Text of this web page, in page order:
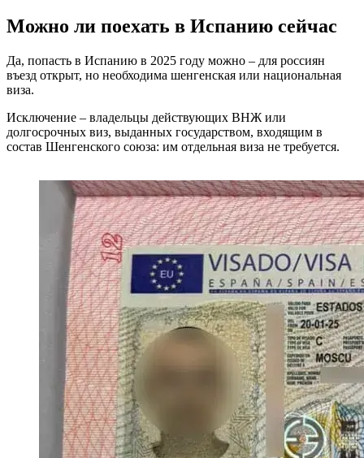
Можно ли поехать в Испанию сейчас
Да, попасть в Испанию в 2025 году можно – для россиян
въезд открыт, но необходима шенгенская или национальная
виза.
Исключение – владельцы действующих ВНЖ или
долгосрочных виз, выданных государством, входящим в
состав Шенгенского союза: им отдельная виза не требуется.